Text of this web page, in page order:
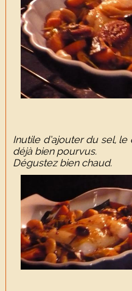
Inutile d’ajouter du sel,
déjà bien pourvus.
Dégustez bien chaud.